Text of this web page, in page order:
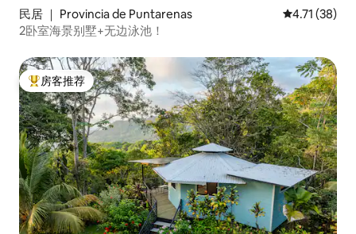
民居 ｜ Provincia de Puntarenas 平均评分
4.71 (38)
2卧室海景别墅+无边泳池！
热门「房客推荐」
房客推荐